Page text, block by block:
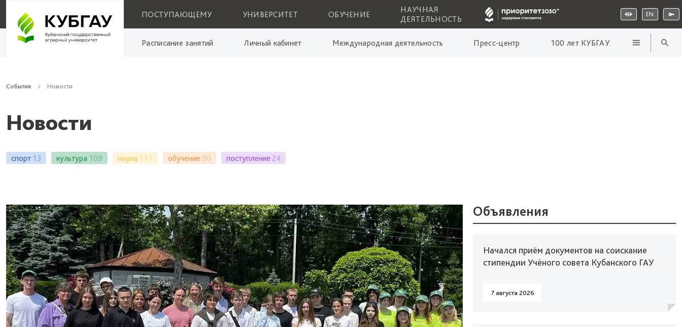
ПОСТУПАЮЩЕМУ УНИВЕРСИТЕТ ОБУЧЕНИЕ
НАУЧНАЯ
ДЕЯТЕЛЬНОСТЬ
EN
Расписание занятий Личный кабинет Международная деятельность Пресс-центр 100 лет КУБГАУ
События Новости
Новости
спорт 13 культура 109 наука 111 обучение 90 поступление 24
Объявления
Начался приём документов на соискание
стипендии Учёного совета Кубанского ГАУ
7 августа 2026